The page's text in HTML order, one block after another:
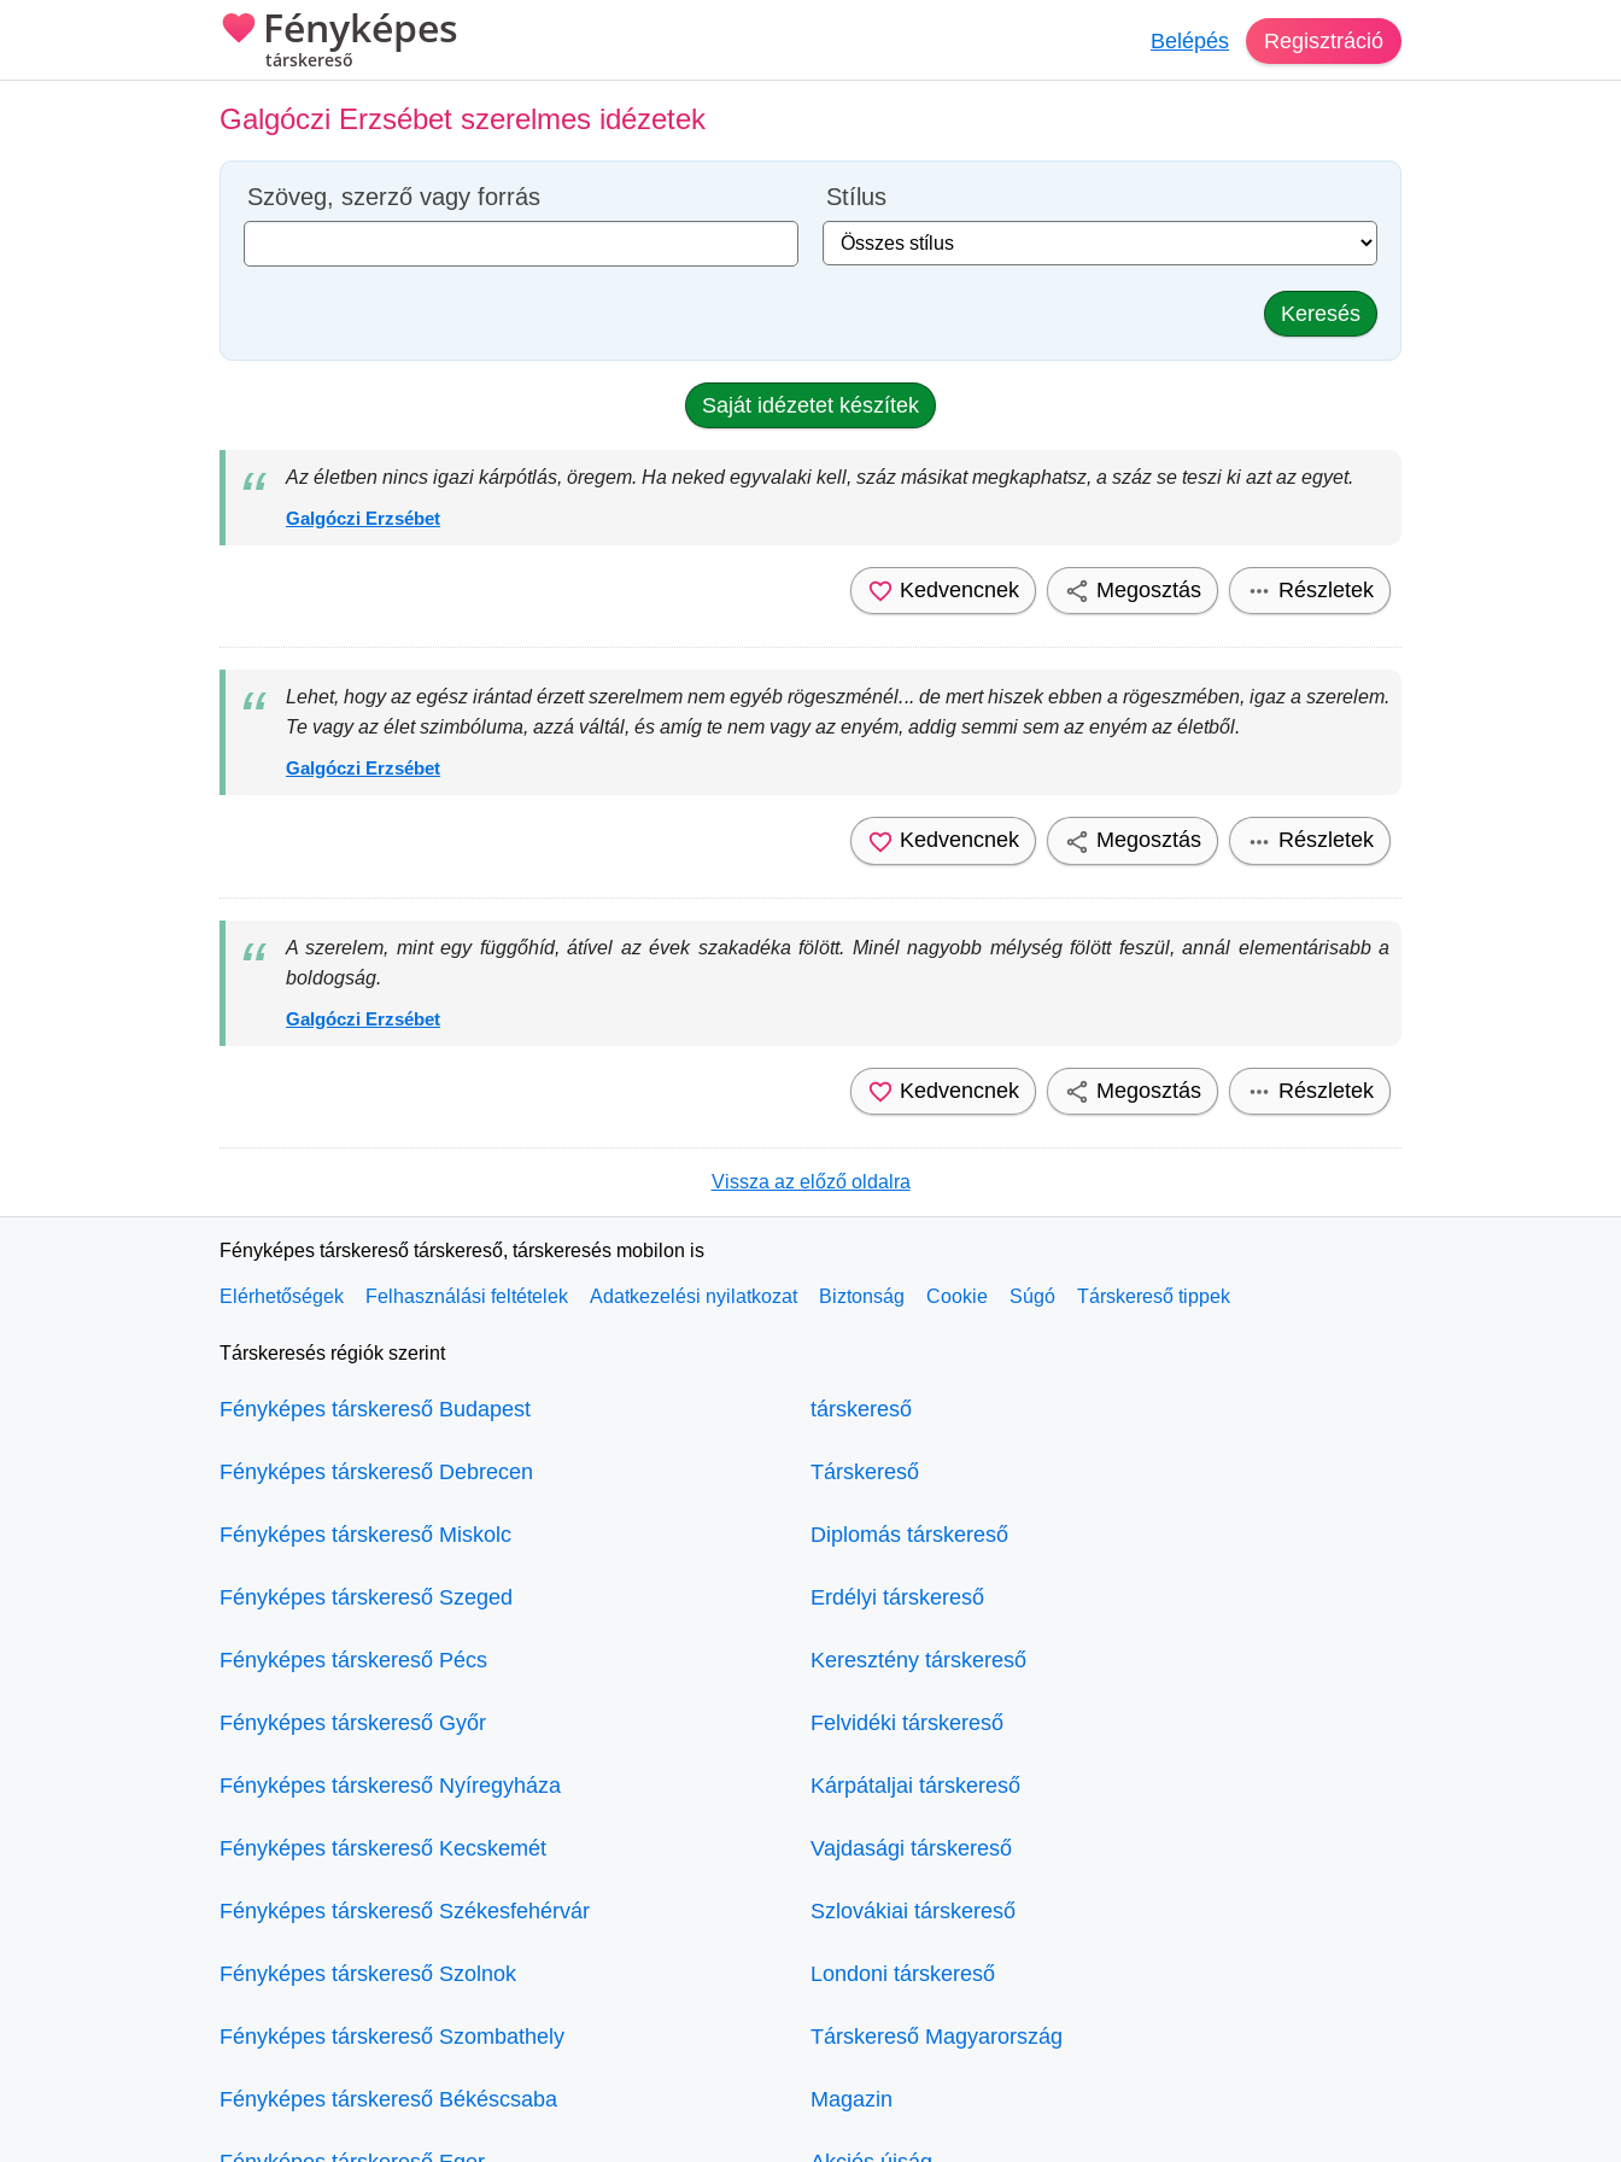
Fényképes
társkereső
Belépés Regisztráció
Galgóczi Erzsébet szerelmes idézetek
Szöveg, szerző vagy forrás Stílus
Keresés
Saját idézetet készítek
Az életben nincs igazi kárpótlás, öregem. Ha neked egyvalaki kell, száz másikat megkaphatsz, a száz se teszi ki azt az egyet.
Galgóczi Erzsébet
Kedvencnek Megosztás Részletek
Lehet, hogy az egész irántad érzett szerelmem nem egyéb rögeszménél... de mert hiszek ebben a rögeszmében, igaz a szerelem.
Te vagy az élet szimbóluma, azzá váltál, és amíg te nem vagy az enyém, addig semmi sem az enyém az életből.
Galgóczi Erzsébet
Kedvencnek Megosztás Részletek
A szerelem, mint egy függőhíd, átível az évek szakadéka fölött. Minél nagyobb mélység fölött feszül, annál elementárisabb a
boldogság.
Galgóczi Erzsébet
Kedvencnek Megosztás Részletek
Vissza az előző oldalra
Fényképes társkereső társkereső, társkeresés mobilon is
Elérhetőségek Felhasználási feltételek Adatkezelési nyilatkozat Biztonság Cookie Súgó Társkereső tippek
Társkeresés régiók szerint
Fényképes társkereső Budapest
Fényképes társkereső Debrecen
Fényképes társkereső Miskolc
Fényképes társkereső Szeged
Fényképes társkereső Pécs
Fényképes társkereső Győr
Fényképes társkereső Nyíregyháza
Fényképes társkereső Kecskemét
Fényképes társkereső Székesfehérvár
Fényképes társkereső Szolnok
Fényképes társkereső Szombathely
Fényképes társkereső Békéscsaba
társkereső
Társkereső
Diplomás társkereső
Erdélyi társkereső
Keresztény társkereső
Felvidéki társkereső
Kárpátaljai társkereső
Vajdasági társkereső
Szlovákiai társkereső
Londoni társkereső
Társkereső Magyarország
Magazin